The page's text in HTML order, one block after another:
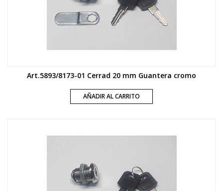
Art.5893/8173-01 Cerrad 20 mm Guantera cromo
AÑADIR AL CARRITO